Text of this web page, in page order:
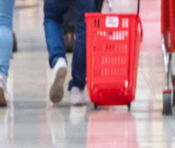
EROSKI